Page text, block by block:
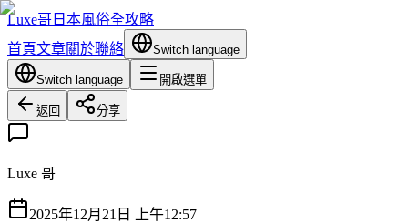
Luxe哥日本風俗全攻略
首頁文章關於聯絡 Switch language
Switch language 開啟選單
返回 分享
Luxe 哥
2025年12月21日 上午12:57